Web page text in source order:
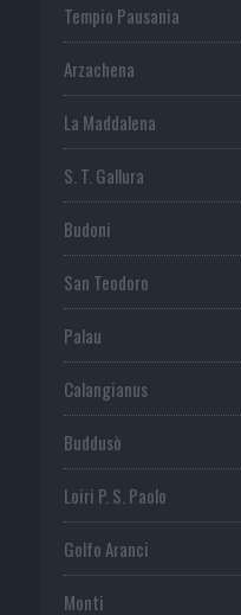
Tempio Pausania
Arzachena
La Maddalena
S. T. Gallura
Budoni
San Teodoro
Palau
Calangianus
Buddusò
Loiri P. S. Paolo
Golfo Aranci
Monti